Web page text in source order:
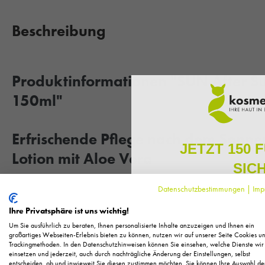
Beschreibung
Produktinformationen "SUN After
150ml"
Erfrischende Pflege nach dem
Lotion mit Aloe Vera
SUN After Sun Lotion Aloe Veravon CNC Cosmetic ist
einem sonnigen Tag verwöhnen möchten. Mit einem effektiven
enthält, bietet diese Lotion eine beruhigende und kühlende
Feuchtigkeit versorgt. Ideal für alle Hauttypen, sorgt sie dafür,
geschmeidig und elastisch bleibt.
Datenschutzbestimmungen |
Ihre Privatsphäre ist uns wichtig!
Um Sie ausführlich zu beraten, Ihnen personalisierte Inhalte anzuzeigen und Ihnen ein
großartiges Webseiten-Erlebnis bieten zu können, nutzen wir auf unserer Seite Cookies
Trackingmethoden. In den Datenschutzhinweisen können Sie einsehen, welche Dienste wir
einsetzen und jederzeit, auch durch nachträgliche Änderung der Einstellungen, selbst
JETZT 150
Melden Sie sich zu
regelmäßig exklusive
Pflege, neue Produkte
Als kleines Dankeschön für
Ihnen150 Fuchstaler*, die
Einkauf